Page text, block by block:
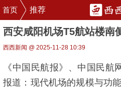
首页 推荐
西安咸阳机场T5航站楼南
西西新闻 @ 2025-11-28 10:39
《中国民航报》、中国民
报道：现代机场的规模与功